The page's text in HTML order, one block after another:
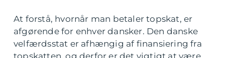
At forstå, hvornår man betaler topskat, er
afgørende for enhver dansker. Den danske
velfærdsstat er afhængig af finansiering fra
topskatten, og derfor er det vigtigt at være